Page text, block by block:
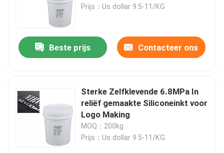
Huis
Ongeveer ons
Fabrieksreis
Prijs：Us dollar 9.5-11/KG
Beste prijs Contacteer ons
Sterke Zelfklevende 6.8MPa In
reliëf gemaakte Siliconeinkt voor
Logo Making
MOQ：200kg
Prijs：Us dollar 9.5-11/KG